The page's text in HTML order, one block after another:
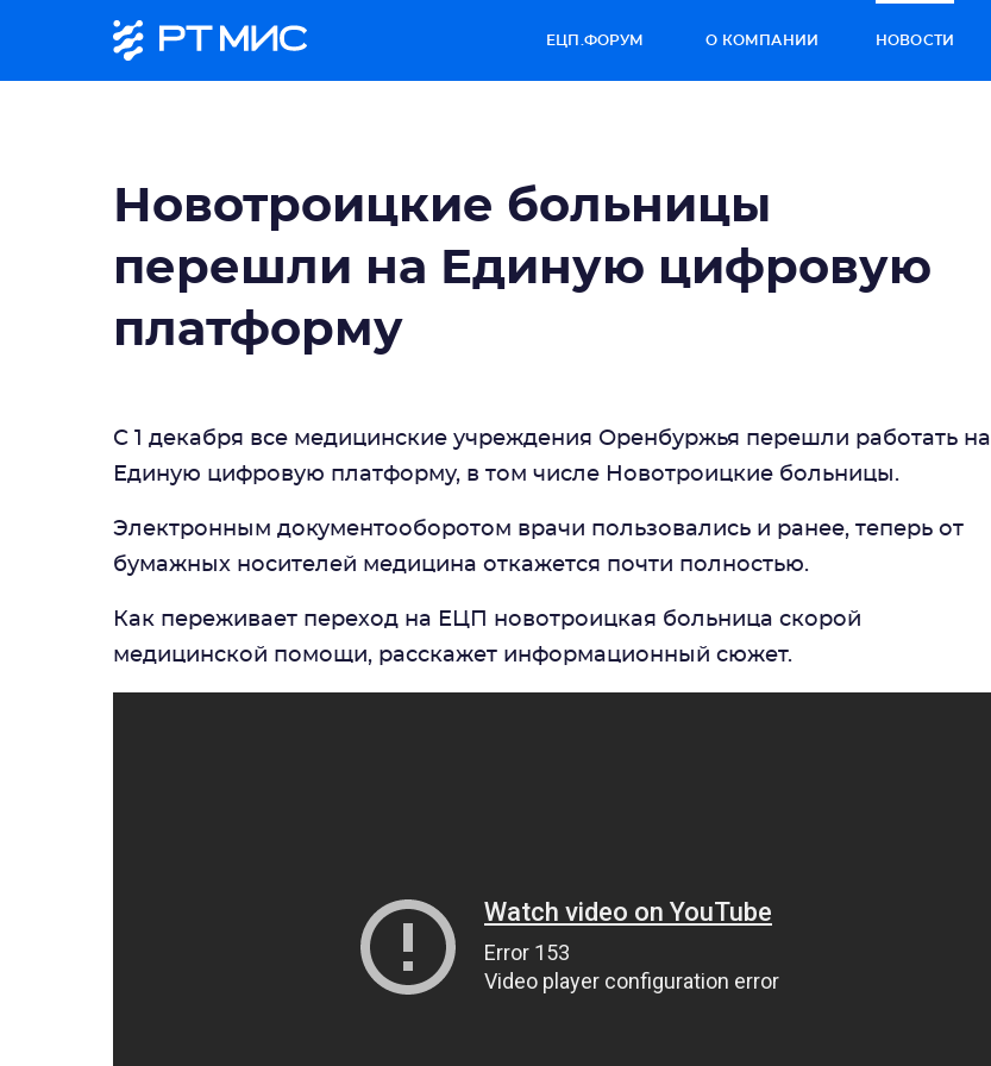
ЕЦП.ФОРУМ О КОМПАНИИ НОВОСТИ
Новотроицкие больницы
перешли на Единую цифровую
платформу
С 1 декабря все медицинские учреждения Оренбуржья перешли работать на
Единую цифровую платформу, в том числе Новотроицкие больницы.
Электронным документооборотом врачи пользовались и ранее, теперь от
бумажных носителей медицина откажется почти полностью.
Как переживает переход на ЕЦП новотроицкая больница скорой
медицинской помощи, расскажет информационный сюжет.